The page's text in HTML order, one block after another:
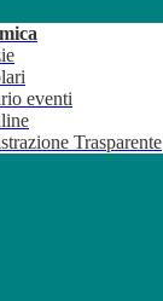
eventi
Trasparente